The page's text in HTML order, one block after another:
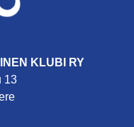
KLUBI RY
13